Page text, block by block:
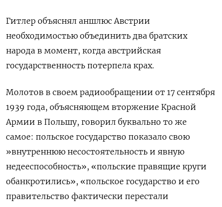
Гитлер объяснял аншлюс Австрии
необходимостью объединить два братских
народа в момент, когда австрийская
государственность потерпела крах.
Молотов в своем радиообращении от 17 сентября
1939 года, объясняющем вторжение Красной
Армии в Польшу, говорил буквально то же
самое: польское государство показало свою
»внутреннюю несостоятельность и явную
недееспособность», «польские правящие круги
обанкротились», «польское государство и его
правительство фактически перестали